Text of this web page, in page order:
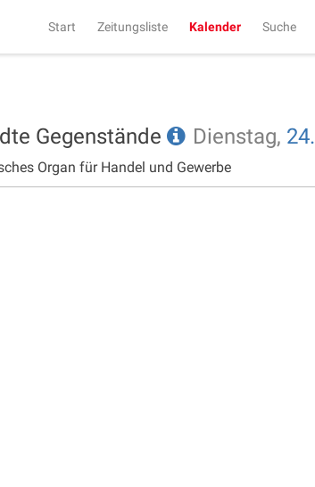
Start Zeitungsliste Kalender Suche
Gegenstände Dienstag, 24.
Organ für Handel und Gewerbe